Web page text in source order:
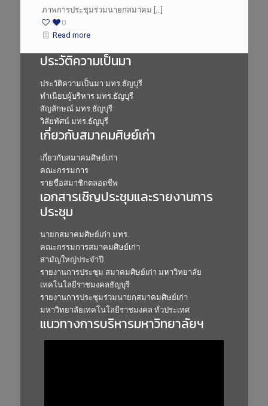
ภาพการประชุมร่วมนายกสมาคม […]
0
Read more
ประวัติความเป็นมา
ประวัติความเป็นมา มทร.ธัญบุรี
ทำเนียบผู้บริหาร มทร.ธัญบุรี
สัญลักษณ์ มทร.ธัญบุรี
วิสัยทัศน์ มทร.ธัญบุรี
เกี่ยวกับสมาคมศิษย์เก่า
เกี่ยวกับสมาคมศิษย์เก่า
คณะกรรมการ
รายชื่อสมาชิกตลอดชีพ
เอกสารเชิญประชุมและรายงานการ
ประชุม
นายกสมาคมศิษย์เก่า มทร.
คณะกรรมการสมาคมศิษย์เก่า
สามัญใหญ่ประจำปี
รายงานการประชุม สมาคมศิษย์เก่า มหาวิทยาลัย
เทคโนโลยีราชมงคลธัญบุรี
รายงานการประชุมร่วมนายกสมาคมศิษย์เก่า
มหาวิทยาลัยเทคโนโลยีราชมงคล ทั่วประเทศ
แนวทางการบริหารมหาวิทยาลัยฯ